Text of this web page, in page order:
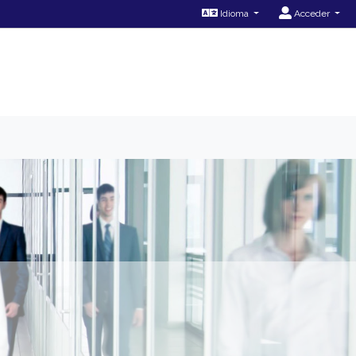
Idioma Acceder